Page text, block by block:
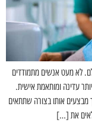
לא מעט אנשים מתמודדים
עדינה ומותאמת אישית.
מבצעים אותו בצורה שתתאים
את […]